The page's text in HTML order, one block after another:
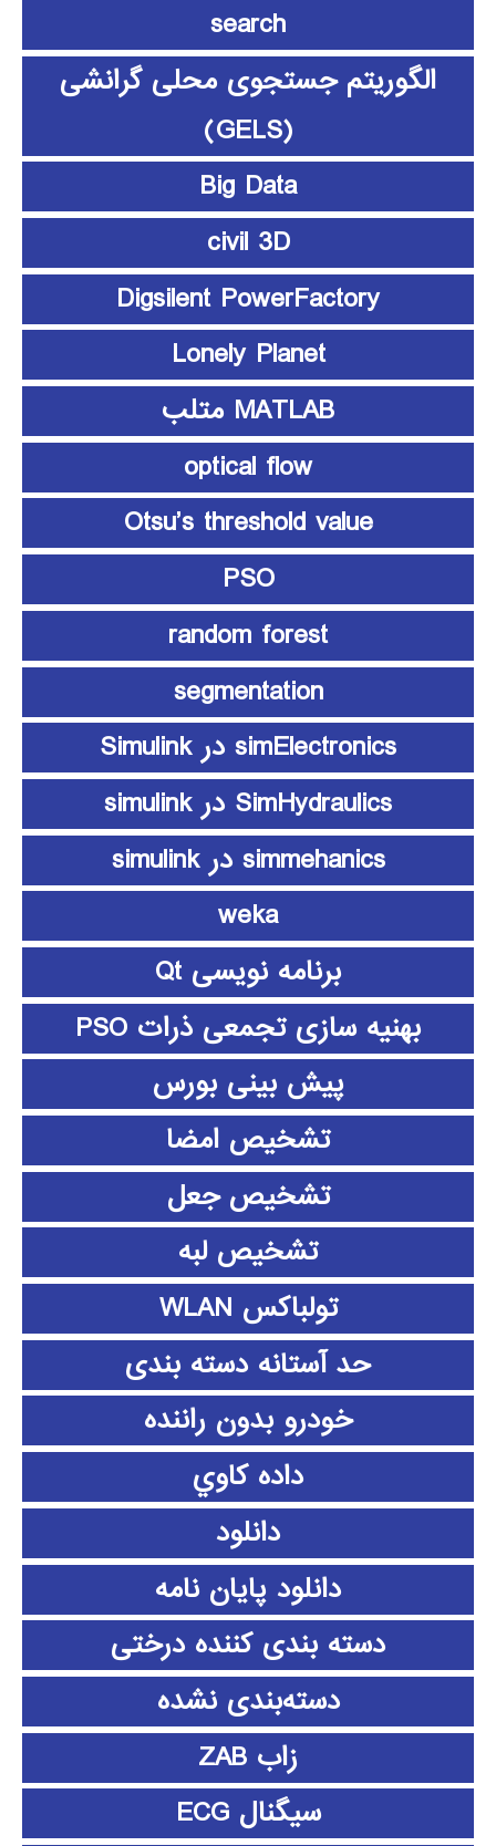
search
الگوریتم جستجوی محلی گرانشی
(GELS)
Big Data
civil 3D
Digsilent PowerFactory
Lonely Planet
MATLAB متلب
optical flow
Otsu’s threshold value
PSO
random forest
segmentation
simElectronics در Simulink
SimHydraulics در simulink
simmehanics در simulink
weka
برنامه نویسی Qt
بهنیه سازی تجمعی ذرات PSO
پیش بینی بورس
تشخیص امضا
تشخیص جعل
تشخیص لبه
تولباکس WLAN
حد آستانه دسته بندی
خودرو بدون راننده
داده كاوي
دانلود
دانلود پايان نامه
دسته بندی کننده درختی
دسته‌بندی نشده
زاب ZAB
سیگنال ECG